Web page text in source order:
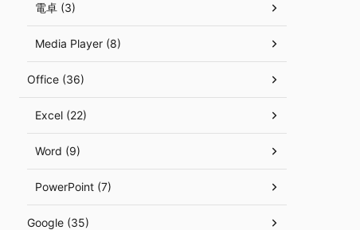
電卓 (3)
Media Player (8)
Office (36)
Excel (22)
Word (9)
PowerPoint (7)
Google (35)